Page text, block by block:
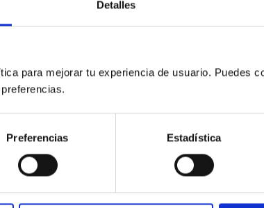
Detalles
para mejorar tu experiencia de usuario. Puedes
Preferencias Estadística
¿No tienes cuenta?